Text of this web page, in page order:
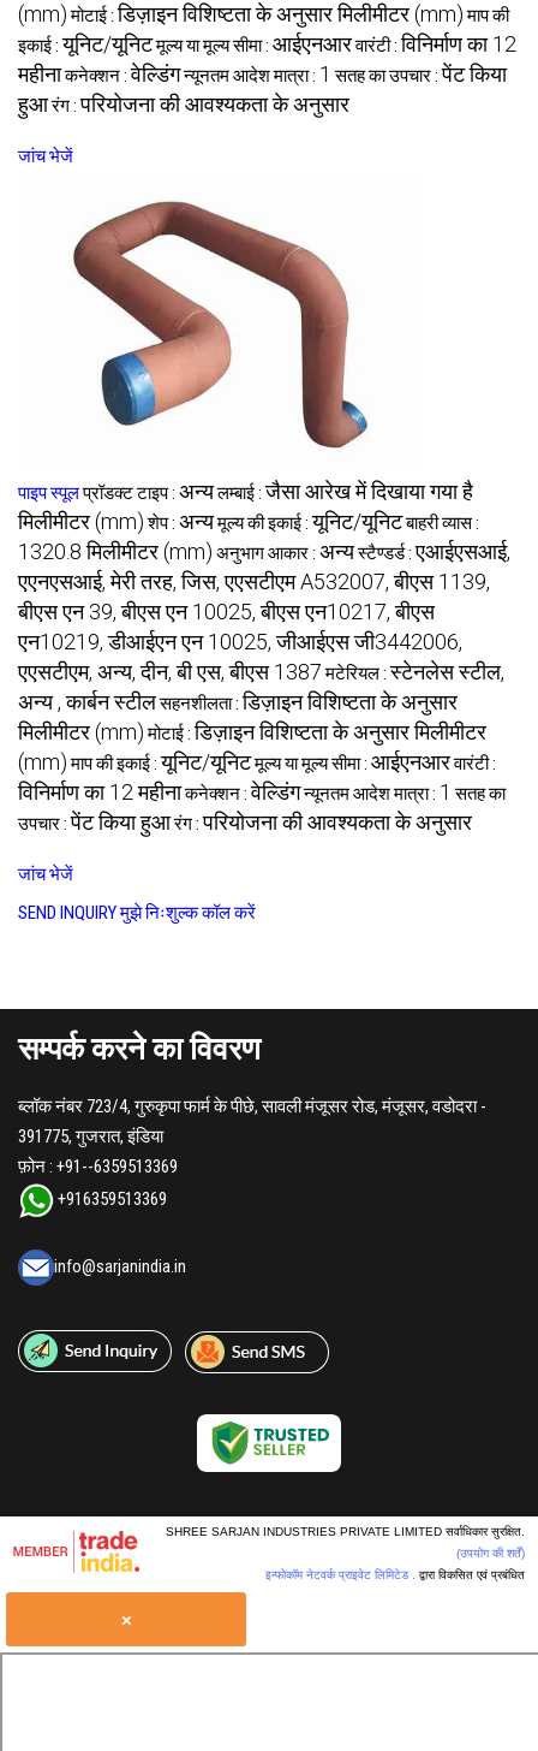
(mm) मोटाई :डिज़ाइन विशिष्टता के अनुसार मिलीमीटर (mm) माप की
इकाई :यूनिट/यूनिटमूल्य या मूल्य सीमा : आईएनआरवारंटी :विनिर्माण का 12
महीनाकनेक्शन :वेल्डिंगन्यूनतम आदेश मात्रा : 1 सतह का उपचार :पेंट किया
हुआरंग :परियोजना की आवश्यकता के अनुसार
जांच भेजें
पाइप स्पूलप्रॉडक्ट टाइप : अन्यलम्बाई :जैसा आरेख में दिखाया गया है
मिलीमीटर (mm) शेप : अन्यमूल्य की इकाई :यूनिट/यूनिटबाहरी व्यास :
1320.8 मिलीमीटर (mm) अनुभाग आकार : अन्यस्टैण्डर्ड :एआईएसआई,
एएनएसआई, मेरी तरह, जिस, एएसटीएम A532007, बीएस 1139,
बीएस एन 39, बीएस एन 10025, बीएस एन10217, बीएस
एन10219, डीआईएन एन 10025, जीआईएस जी3442006,
एएसटीएम, अन्य, दीन, बी एस, बीएस 1387 मटेरियल :स्टेनलेस स्टील,
अन्य , कार्बन स्टीलसहनशीलता :डिज़ाइन विशिष्टता के अनुसार
मिलीमीटर (mm) मोटाई :डिज़ाइन विशिष्टता के अनुसार मिलीमीटर
(mm) माप की इकाई :यूनिट/यूनिटमूल्य या मूल्य सीमा : आईएनआरवारंटी :
विनिर्माण का 12 महीनाकनेक्शन :वेल्डिंगन्यूनतम आदेश मात्रा : 1 सतह का
उपचार :पेंट किया हुआरंग :परियोजना की आवश्यकता के अनुसार
जांच भेजें
SEND INQUIRYमुझे निःशुल्क कॉल करें
सम्पर्क करने का विवरण
ब्लॉक नंबर 723/4, गुरुकृपा फार्म के पीछे, सावली मंजूसर रोड, मंजूसर, वडोदरा -
391775, गुजरात, इंडिया
फ़ोन : +91--6359513369
+916359513369
info@sarjanindia.in
SHREE SARJAN INDUSTRIES PRIVATE LIMITED सर्वाधिकार सुरक्षित.
(उपयोग की शर्तें)
इन्फोकॉम नेटवर्क प्राइवेट लिमिटेड . द्वारा विकसित एवं प्रबंधित
×